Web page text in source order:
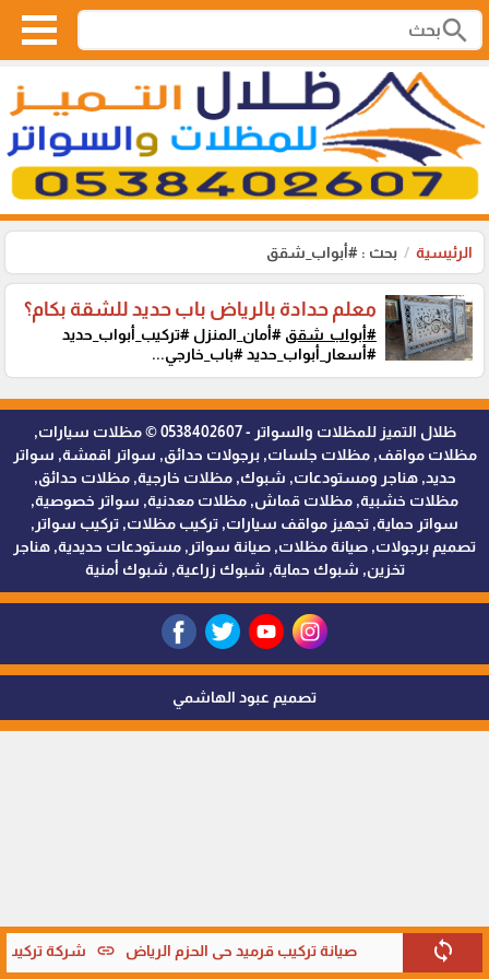
search
الرئيسية بحث : #أبواب_شقق
sync صيانة تركيب قرميد حي الحزم الرياض link شركة تركيب
معلم حدادة بالرياض باب حديد للشقة بكام؟
#أبواب_شقق #أمان_المنزل #تركيب_أبواب_حديد
#أسعار_أبواب_حديد #باب_خارجي...
ظلال التميز للمظلات والسواتر - 0538402607 © مظلات سيارات,
مظلات مواقف, مظلات جلسات, برجولات حدائق, سواتر اقمشة, سواتر
حديد, هناجر ومستودعات, شبوك, مظلات خارجية, مظلات حدائق,
مظلات خشبية, مظلات قماش, مظلات معدنية, سواتر خصوصية,
سواتر حماية, تجهيز مواقف سيارات, تركيب مظلات, تركيب سواتر,
تصميم برجولات, صيانة مظلات, صيانة سواتر, مستودعات حديدية, هناجر
تخزين, شبوك حماية, شبوك زراعية, شبوك أمنية
تصميم عبود الهاشمي